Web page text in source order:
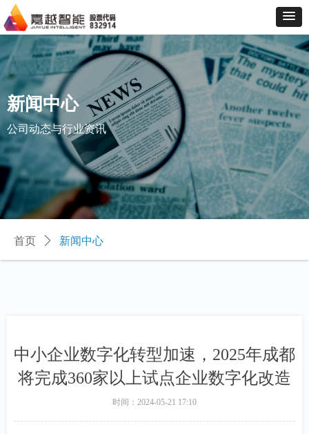
中小企业数字化转型加速，2025年成都
将完成360家以上试点企业数字化改造
时间： 2024-05-21 17:10
首页 ꄲ 新闻中心
新闻中心
公司动态与行业资讯